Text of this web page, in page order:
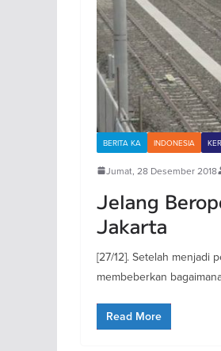
BERITA KA INDONESIA
Jumat, 28 Desember 2018
Jelang
Jakarta
[27/12]. Setelah menjadi
membeberkan
Read More